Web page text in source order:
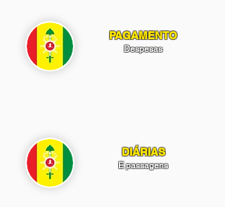
PAGAMENTO
Despesas
DIÁRIAS
E passagens